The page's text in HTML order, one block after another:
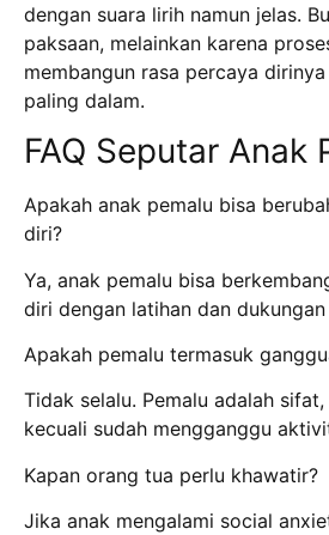
dengan suara lirih namun jelas.
paksaan, melainkan karena
membangun rasa percaya
paling dalam.
FAQ Seputar Anak
Apakah anak pemalu bisa
diri?
Ya, anak pemalu bisa
diri dengan latihan dan
Apakah pemalu termasuk
Tidak selalu. Pemalu adalah
kecuali sudah mengganggu
Kapan orang tua perlu khawatir?
Jika anak mengalami social